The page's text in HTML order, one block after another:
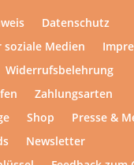
Datenschutz
Medien
Widerrufsbelehrung
Zahlungsarten
Shop
Presse &
Newsletter